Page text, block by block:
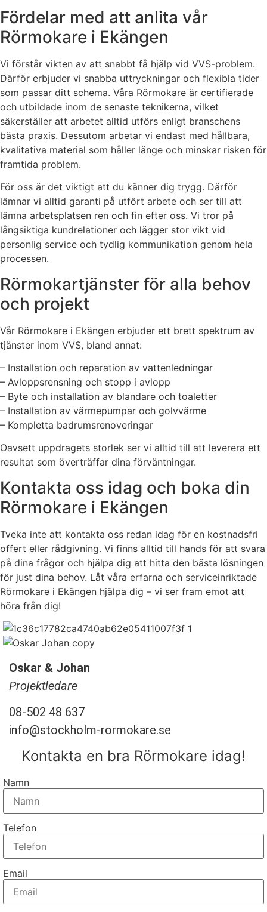
Fördelar med att anlita vår
Rörmokare i Ekängen
Vi förstår vikten av att snabbt få hjälp vid VVS-problem.
Därför erbjuder vi snabba uttryckningar och flexibla tider
som passar ditt schema. Våra Rörmokare är certifierade
och utbildade inom de senaste teknikerna, vilket
säkerställer att arbetet alltid utförs enligt branschens
bästa praxis. Dessutom arbetar vi endast med hållbara,
kvalitativa material som håller länge och minskar risken för
framtida problem.
För oss är det viktigt att du känner dig trygg. Därför
lämnar vi alltid garanti på utfört arbete och ser till att
lämna arbetsplatsen ren och fin efter oss. Vi tror på
långsiktiga kundrelationer och lägger stor vikt vid
personlig service och tydlig kommunikation genom hela
processen.
Rörmokartjänster för alla behov
och projekt
Vår Rörmokare i Ekängen erbjuder ett brett spektrum av
tjänster inom VVS, bland annat:
– Installation och reparation av vattenledningar
– Avloppsrensning och stopp i avlopp
– Byte och installation av blandare och toaletter
– Installation av värmepumpar och golvvärme
– Kompletta badrumsrenoveringar
Oavsett uppdragets storlek ser vi alltid till att leverera ett
resultat som överträffar dina förväntningar.
Kontakta oss idag och boka din
Rörmokare i Ekängen
Tveka inte att kontakta oss redan idag för en kostnadsfri
offert eller rådgivning. Vi finns alltid till hands för att svara
på dina frågor och hjälpa dig att hitta den bästa lösningen
för just dina behov. Låt våra erfarna och serviceinriktade
Rörmokare i Ekängen hjälpa dig – vi ser fram emot att
höra från dig!
Oskar & Johan
Projektledare
08-502 48 637
info@stockholm-rormokare.se
Kontakta en bra Rörmokare idag!
Namn
Telefon
Email